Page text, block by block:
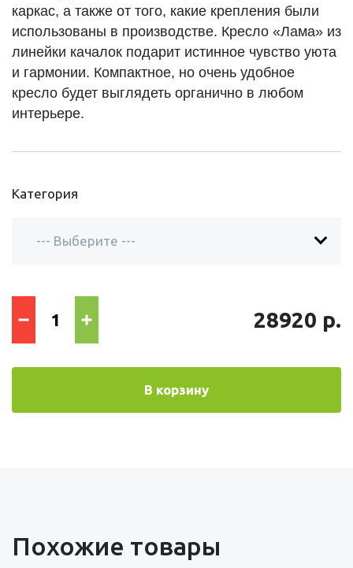
каркас, а также от того, какие крепления были
использованы в производстве. Кресло «Лама» из
линейки качалок подарит истинное чувство уюта
и гармонии. Компактное, но очень удобное
кресло будет выглядеть органично в любом
интерьере.
Категория
28920 р.
В корзину
Похожие товары